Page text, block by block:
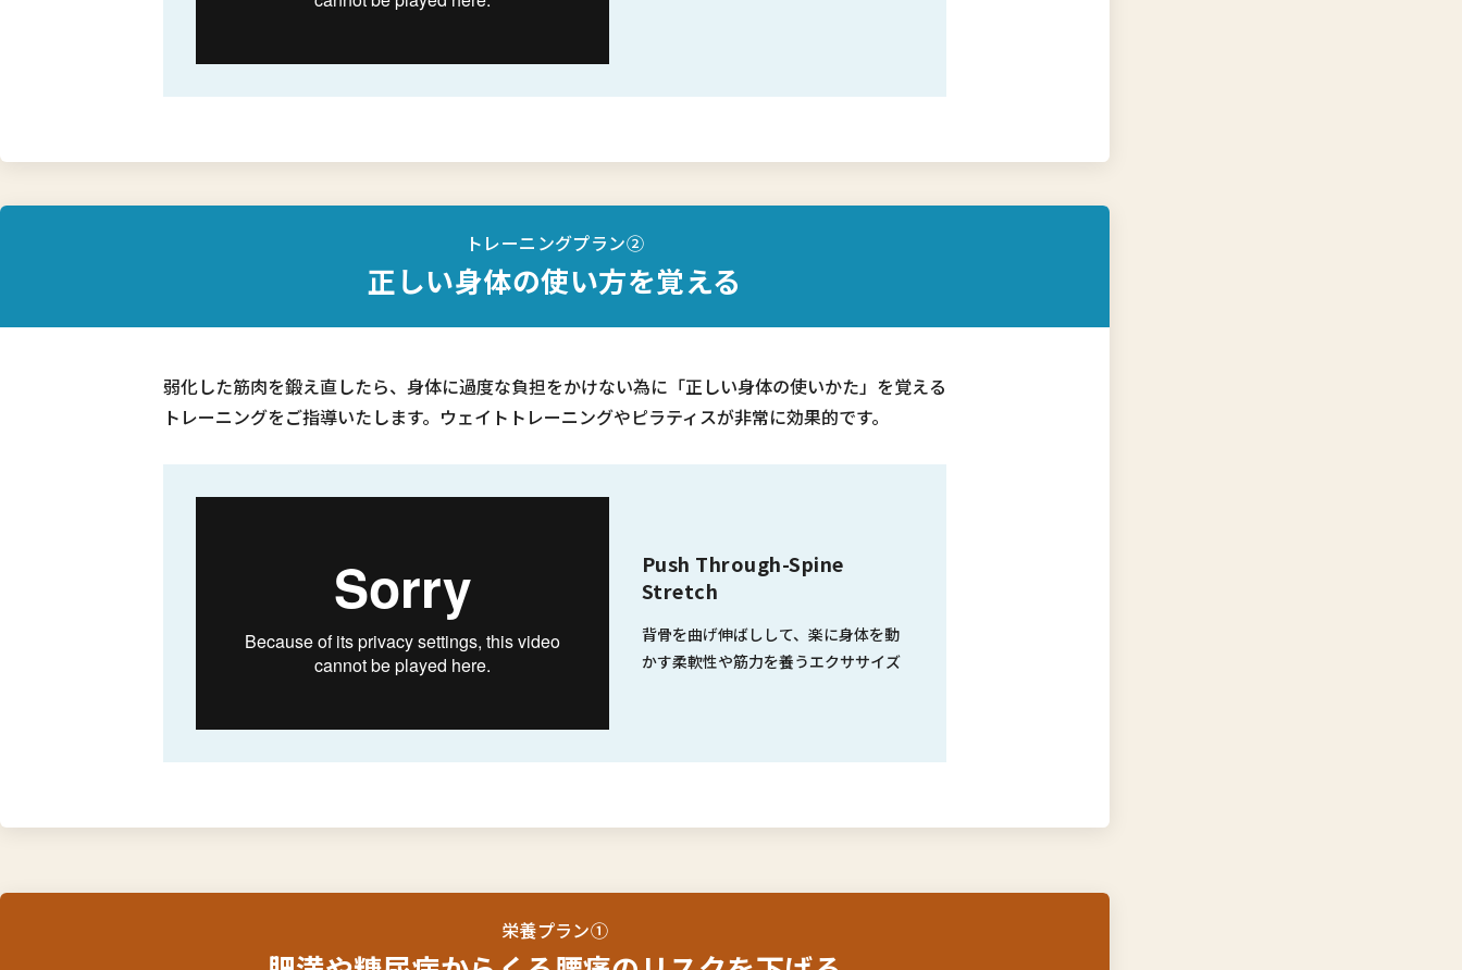
トレーニングプラン②
正しい身体の使い方を覚える
弱化した筋肉を鍛え直したら、身体に過度な負担をかけない為に「正しい身体の使いかた」を覚える
トレーニングをご指導いたします。ウェイトトレーニングやピラティスが非常に効果的です。
Push Through-Spine
Stretch
背骨を曲げ伸ばしして、楽に身体を動
かす柔軟性や筋力を養うエクササイズ
栄養プラン①